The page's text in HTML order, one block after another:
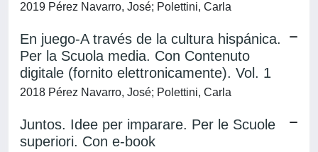
2019 Pérez Navarro, José; Polettini, Carla
En juego-A través de la cultura hispánica.
Per la Scuola media. Con Contenuto
digitale (fornito elettronicamente). Vol. 1
2018 Pérez Navarro, José; Polettini, Carla
Juntos. Idee per imparare. Per le Scuole
superiori. Con e-book